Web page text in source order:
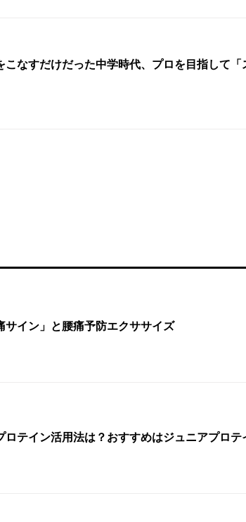
こなすだけだった中学時代、プロを目指して
サイン」と腰痛予防エクササイズ
ロテイン活用法は？おすすめはジュニアプロテ